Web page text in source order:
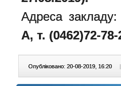
Адреса закладу:
А, т. (0462)72-78-
Опубліковано: 20-08-2019, 16:20 |